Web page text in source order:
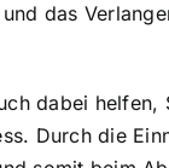
das
dabei
Durch die